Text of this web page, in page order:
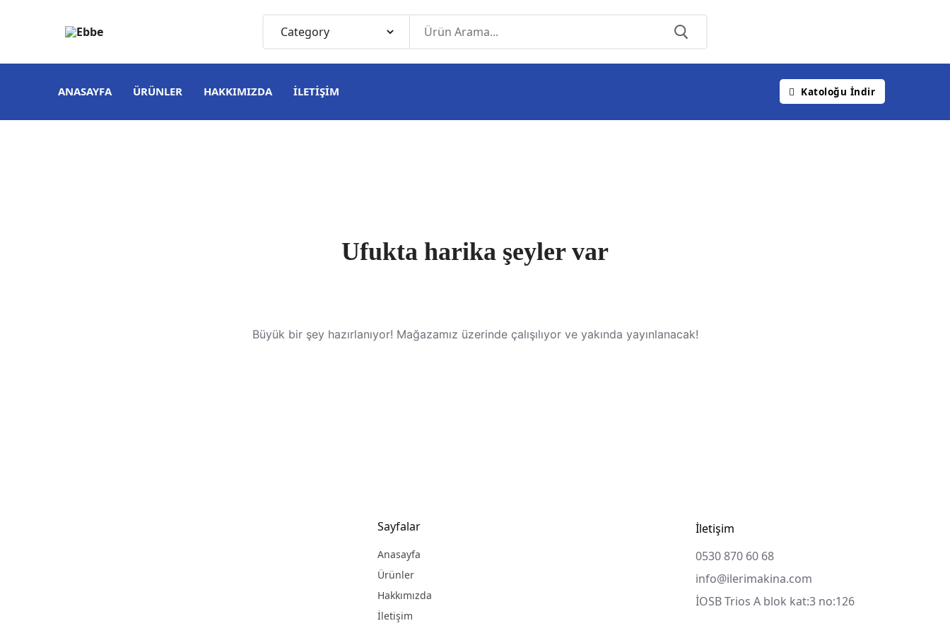
ANASAYFA ÜRÜNLER HAKKIMIZDA İLETIŞIM Katoloğu İndir
Ufukta harika şeyler var
Büyük bir şey hazırlanıyor! Mağazamız üzerinde çalışılıyor ve yakında yayınlanacak!
Sayfalar
Anasayfa
Ürünler
Hakkımızda
İletişim
İletişim
0530 870 60 68
info@ilerimakina.com
İOSB Trios A blok kat:3 no:126